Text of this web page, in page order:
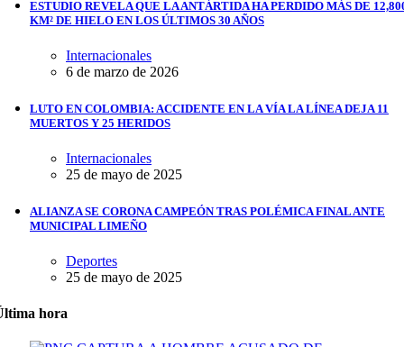
ESTUDIO REVELA QUE LA ANTÁRTIDA HA PERDIDO MÁS DE
KM² DE HIELO EN LOS ÚLTIMOS 30 AÑOS
Internacionales
6 de marzo de 2026
LUTO EN COLOMBIA: ACCIDENTE EN LA VÍA LA LÍNEA DEJA 11
MUERTOS Y 25 HERIDOS
Internacionales
25 de mayo de 2025
ALIANZA SE CORONA CAMPEÓN TRAS POLÉMICA FINAL ANTE
MUNICIPAL LIMEÑO
Deportes
25 de mayo de 2025
hora